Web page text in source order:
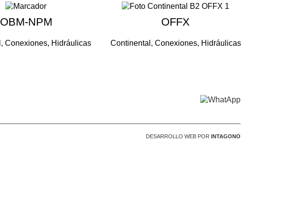
OBM-NPM
,Conexiones, Hidráulicas
OFFX
Continental , Conexiones, Hidráulicas
DESARROLLO WEB POR INTAGONO